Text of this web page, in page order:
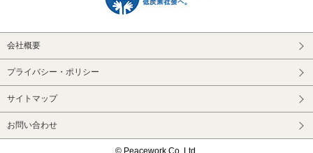
会社概要
プライバシー・ポリシー
サイトマップ
お問い合わせ